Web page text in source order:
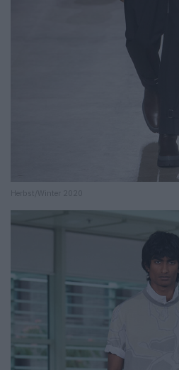
Herbst/Winter 2020